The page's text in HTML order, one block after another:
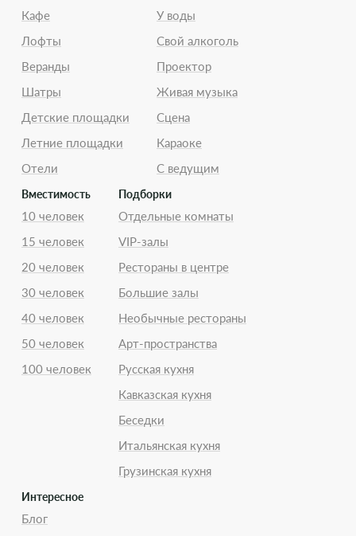
Кафе
Лофты
Веранды
Шатры
Детские площадки
Летние площадки
Отели
У воды
Свой алкоголь
Проектор
Живая музыка
Сцена
Караоке
С ведущим
Вместимость
10 человек
15 человек
20 человек
30 человек
40 человек
50 человек
100 человек
Подборки
Отдельные комнаты
VIP-залы
Рестораны в центре
Большие залы
Необычные рестораны
Арт-пространства
Русская кухня
Кавказская кухня
Беседки
Итальянская кухня
Грузинская кухня
Интересное
Блог